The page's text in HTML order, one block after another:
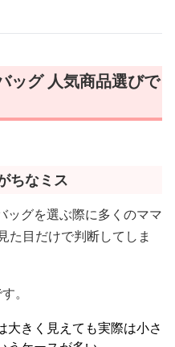
ッグ 人気商品選びで
ちなミス
ッグを選ぶ際に多くのママ
目だけで判断してしま
。
大きく見えても実際は小さ